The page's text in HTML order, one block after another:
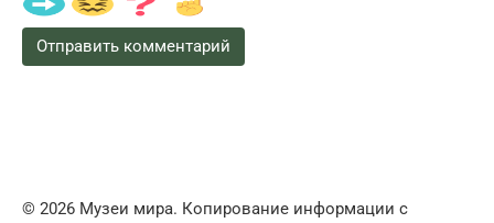
© 2026 Музеи мира. Копирование информации с